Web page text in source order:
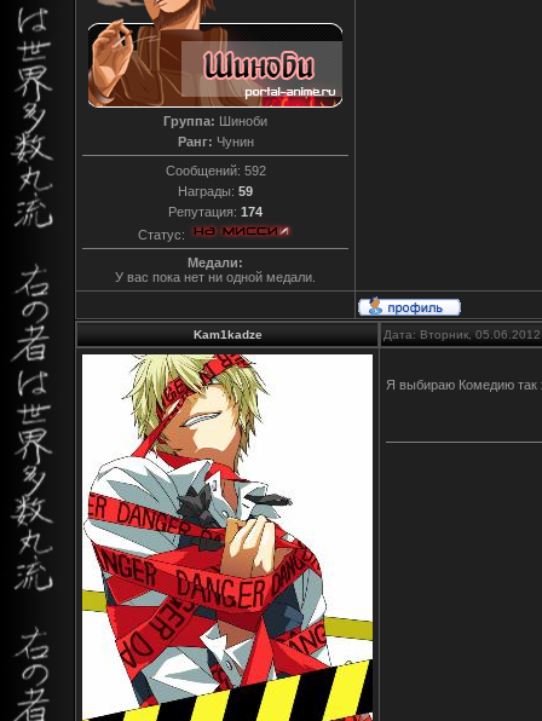
Группа: Шиноби
Ранг: Чунин
Сообщений: 592
Награды: 59
Репутация: 174
Статус:
Медали:
У вас пока нет ни одной медали.
Kam1kadze Дата: Вторник,
Я выбираю Комедию так